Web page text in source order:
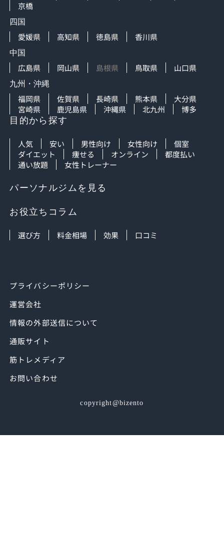
京橋
四国
愛媛県 高知県 徳島県 香川県
中国
広島県 岡山県 島根県 鳥取県 山口県
九州・沖縄
福岡県 佐賀県 長崎県 熊本県
大分県
宮崎県
鹿児島県 沖縄県 北九州 博多
目的から探す
人気 安い 男性向け 女性向け
個室
ダイエット
痩せる オンライン
都度払い
通い放題
女性トレーナー
パーソナルジムを見る
お役立ちコラム
選び方 料金相場 効果 口コミ
プライバシーポリシー
運営会社
情報の外部送信について
通販サイト
筋トレメディア
お問い合わせ
copyright@bizento